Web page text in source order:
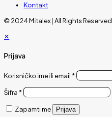
Kontakt
© 2024 Mitalex | All Rights Reserved
✕
Prijava
Korisničko ime ili email *
Šifra *
Zapamti me Prijava